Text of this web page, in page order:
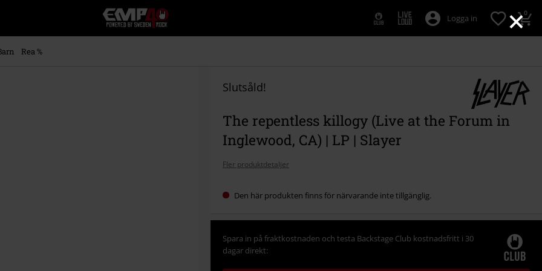
×
EMP
-
Musik,
Logga in 0
Rea %
Slutsåld!
The repentless killogy (Live at the Forum in
Inglewood, CA) | LP | Slayer
Fler produktdetaljer
Den här produkten finns för närvarande inte tillgänglig.
Spara in på fraktkostnaden och testa Backstage Club kostnadsfritt i 30
dagar direkt: